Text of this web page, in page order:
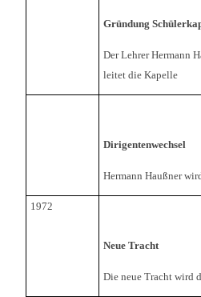
Gründung
Der Lehrer Hermann
leitet die Kapelle
Dirigentenwechsel
Hermann Haußner
1972
Neue Tracht
Die neue Tracht wird